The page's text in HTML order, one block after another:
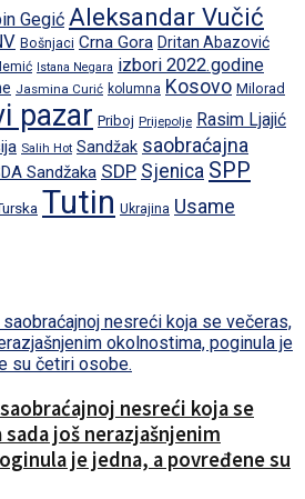
Gegić Aleksandar Vučić
Bošnjaci Crna Gora Dritan Abazović
Istana Negara izbori 2022.godine
Jasmina Curić kolumna Kosovo Milorad
pazar Priboj Prijepolje Rasim Ljajić
Salih Hot Sandžak saobraćajna
Sandžaka SDP Sjenica SPP
Tutin Ukrajina Usame
saobraćajnoj nesreći koja se
još nerazjašnjenim
je jedna, a povređene su